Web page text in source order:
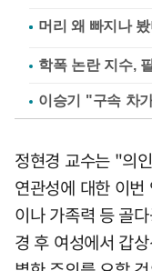
학폭 논란 지수,
이승기 "구속 차
정현경 교수는 "의
연관성에 대한 이
이나 가족력 등 골
경 후 여성에서 갑